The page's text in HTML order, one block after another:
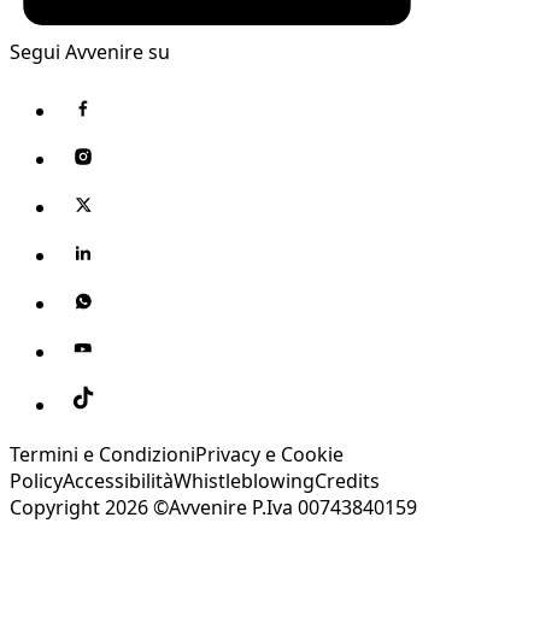
Segui Avvenire su
Termini e CondizioniPrivacy e Cookie
PolicyAccessibilitàWhistleblowingCredits
Copyright 2026 ©Avvenire P.Iva 00743840159